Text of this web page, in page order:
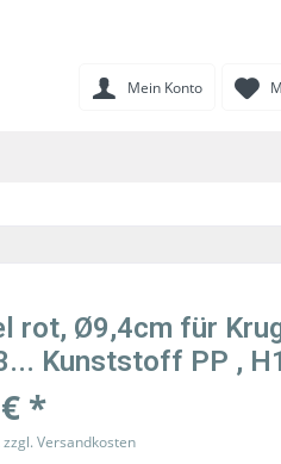
Mein Konto
rot, Ø9,4cm für
Kunststoff PP ,
*
zzgl. Versandkosten